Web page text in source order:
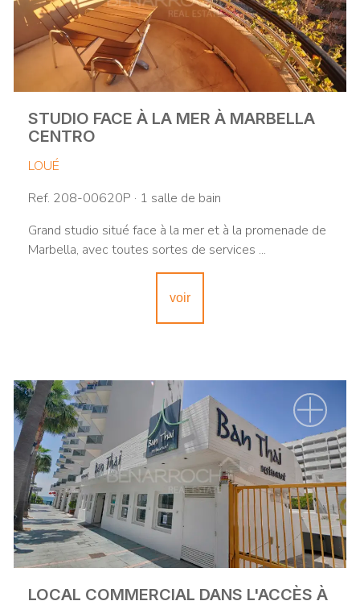
STUDIO FACE À LA MER À MARBELLA
CENTRO
LOUÉ
Ref. 208-00620P · 1 salle de bain
Grand studio situé face à la mer et à la promenade de
Marbella, avec toutes sortes de services ...
voir
LOCAL COMMERCIAL DANS L'ACCÈS À